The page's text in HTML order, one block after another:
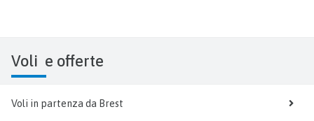
Voli e offerte
Voli in partenza da Brest